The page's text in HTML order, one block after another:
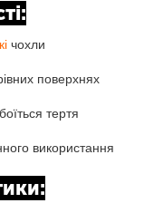
чохли
поверхнях
тертя
використання